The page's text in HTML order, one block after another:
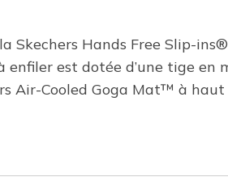
Skechers Hands Free Slip-
est dotée d’une tige
Air-Cooled Goga Mat™ à